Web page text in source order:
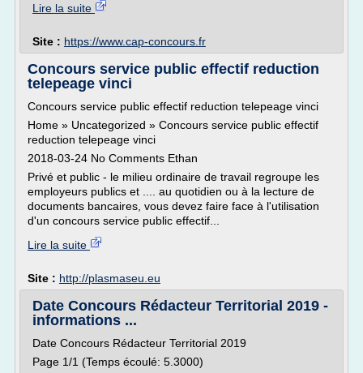
Lire la suite
Site : https://www.cap-concours.fr
Concours service public effectif reduction
telepeage vinci
Concours service public effectif reduction telepeage vinci
Home » Uncategorized » Concours service public effectif
reduction telepeage vinci
2018-03-24 No Comments Ethan
Privé et public - le milieu ordinaire de travail regroupe les
employeurs publics et .... au quotidien ou à la lecture de
documents bancaires, vous devez faire face à l'utilisation
d'un concours service public effectif...
Lire la suite
Site : http://plasmaseu.eu
Date Concours Rédacteur Territorial 2019 -
informations ...
Date Concours Rédacteur Territorial 2019
Page 1/1 (Temps écoulé: 5.3000)